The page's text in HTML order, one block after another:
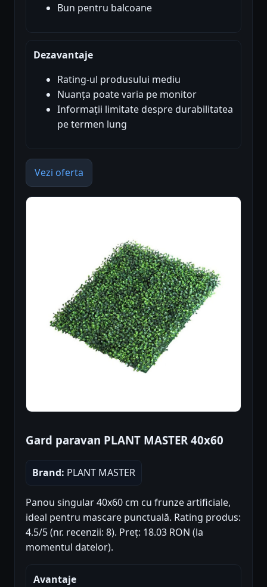
Bun pentru balcoane
Dezavantaje
Rating-ul produsului mediu
Nuanța poate varia pe monitor
Informații limitate despre durabilitatea
pe termen lung
Vezi oferta
Gard paravan PLANT MASTER 40x60
Brand: PLANT MASTER
Panou singular 40x60 cm cu frunze artificiale,
ideal pentru mascare punctuală. Rating produs:
4.5/5 (nr. recenzii: 8). Preț: 18.03 RON (la
momentul datelor).
Avantaje